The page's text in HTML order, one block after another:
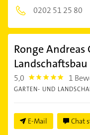
0202 51 25 80
Ronge
Landschaftsbau
5,0 5.0 1
GARTEN- UND
E-Mail Chat